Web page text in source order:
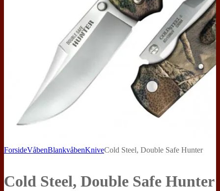
ForsideVåbenBlankvåbenKniveCold Steel, Double Safe Hunter
Cold Steel, Double Safe Hunter